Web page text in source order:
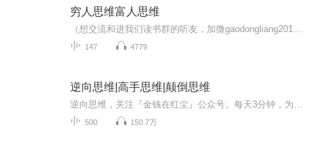
穷人思维富人思维
147 4779
逆向思维|高手思维|颠倒思维
500 150.7万